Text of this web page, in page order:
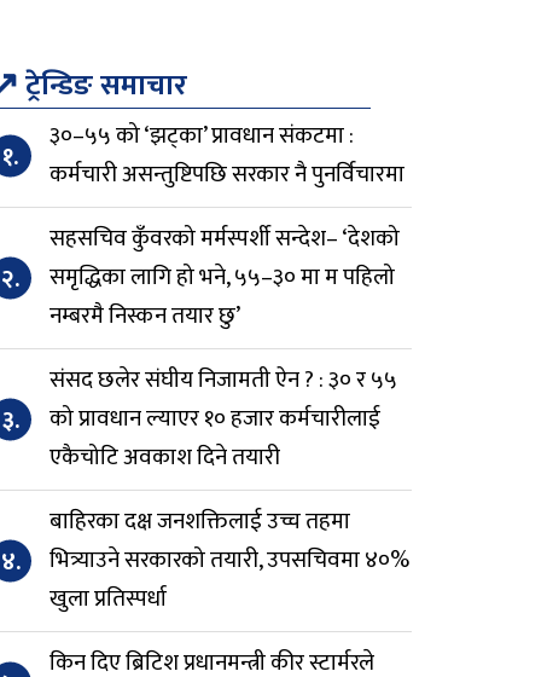
ट्रेन्डिङ समाचार
१.
३०–५५ को ‘झट्का’ प्रावधान संकटमा :
कर्मचारी असन्तुष्टिपछि सरकार नै पुनर्विचारमा
२.
सहसचिव कुँवरको मर्मस्पर्शी सन्देश– ‘देशको
समृद्धिका लागि हो भने, ५५–३० मा म पहिलो
नम्बरमै निस्कन तयार छु’
३.
संसद छलेर संघीय निजामती ऐन ? : ३० र ५५
को प्रावधान ल्याएर १० हजार कर्मचारीलाई
एकैचोटि अवकाश दिने तयारी
४.
बाहिरका दक्ष जनशक्तिलाई उच्च तहमा
भित्र्याउने सरकारको तयारी, उपसचिवमा ४०%
खुला प्रतिस्पर्धा
किन दिए ब्रिटिश प्रधानमन्त्री कीर स्टार्मरले